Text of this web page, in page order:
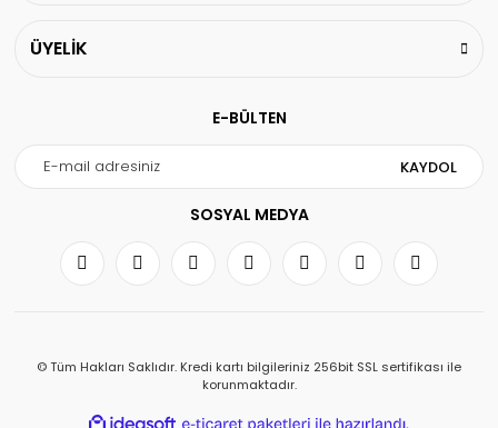
ÜYELİK
E-BÜLTEN
KAYDOL
SOSYAL MEDYA
© Tüm Hakları Saklıdır. Kredi kartı bilgileriniz 256bit SSL sertifikası ile
korunmaktadır.
ideasoft e-